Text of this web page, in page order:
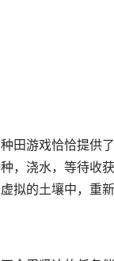
田游戏恰恰提供
，浇水，等待收
的土壤中，重